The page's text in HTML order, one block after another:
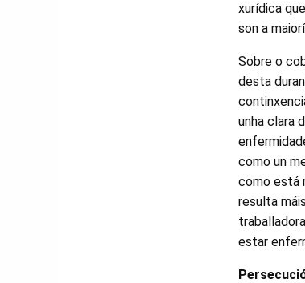
xurídica
son a
Sobre o
desta
unha clara
como un
como está
resulta
estar